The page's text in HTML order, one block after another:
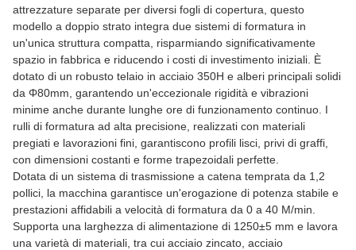
attrezzature separate per diversi fogli di copertura, questo
modello a doppio strato integra due sistemi di formatura in
un'unica struttura compatta, risparmiando significativamente
spazio in fabbrica e riducendo i costi di investimento iniziali. È
dotato di un robusto telaio in acciaio 350H e alberi principali solidi
da Φ80mm, garantendo un'eccezionale rigidità e vibrazioni
minime anche durante lunghe ore di funzionamento continuo. I
rulli di formatura ad alta precisione, realizzati con materiali
pregiati e lavorazioni fini, garantiscono profili lisci, privi di graffi,
con dimensioni costanti e forme trapezoidali perfette.
Dotata di un sistema di trasmissione a catena temprata da 1,2
pollici, la macchina garantisce un'erogazione di potenza stabile e
prestazioni affidabili a velocità di formatura da 0 a 40 M/min.
Supporta una larghezza di alimentazione di 1250±5 mm e lavora
una varietà di materiali, tra cui acciaio zincato, acciaio